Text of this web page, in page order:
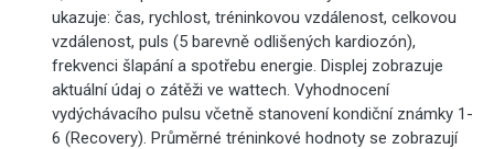
ukazuje: čas, rychlost, tréninkovou vzdálenost, celkovou
vzdálenost, puls (5 barevně odlišených kardiozón),
frekvenci šlapání a spotřebu energie. Displej zobrazuje
aktuální údaj o zátěži ve wattech. Vyhodnocení
vydýchávacího pulsu včetně stanovení kondiční známky 1-
6 (Recovery). Průměrné tréninkové hodnoty se zobrazují